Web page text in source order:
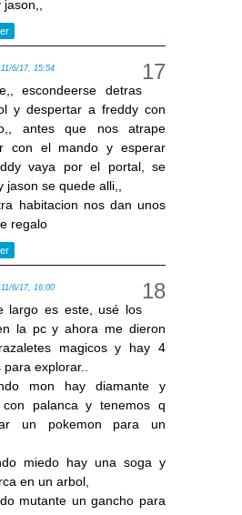
jason,,
11/6/17, 15:54
escondeerse detras
y despertar a freddy con
antes que nos atrape
con el mando y esperar
vaya por el portal, se
jason se quede alli,,
habitacion nos dan unos
regalo
11/6/17, 16:00
largo es este, usé los
la pc y ahora me dieron
magicos y hay 4
para explorar..
mon hay diamante y
con palanca y tenemos q
un pokemon para un
miedo hay una soga y
en un arbol,
mutante un gancho para